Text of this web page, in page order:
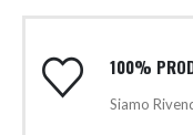
100%
Siamo